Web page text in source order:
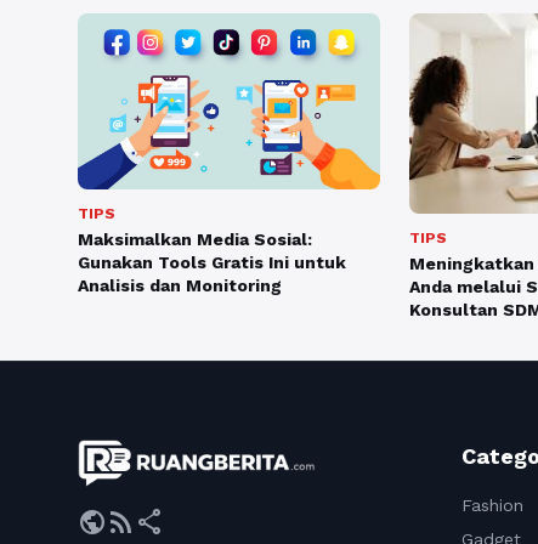
TIPS
Maksimalkan Media Sosial:
Gunakan Tools Gratis Ini untuk
Analisis dan Monitoring
TIPS
Anda melalui
Konsultan
publicrss_feed share
Fashion
Gadget